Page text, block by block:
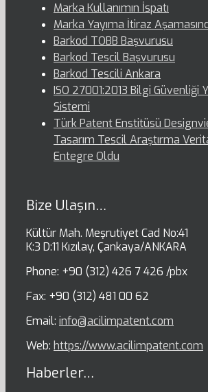
Marka Kullanımın İspatı
Marka Yayıma İtiraz
Barkod TOBB Başvurusu
Barkod Tescil Başvurusu
Barkod Tescili Ankara
ISO 27001:2013 Bilgi Güvenliği
Sistemi
Türk Patent Enstitüsü
Tasarım Tescil Araştırma
Entegre Oldu
Bize Ulaşın…
Kültür Mah. Meşrutiyet Cad No:41
K:3 D:11 Kızılay, Çankaya/ANKARA
Phone: +90 (312) 426 7 426 /pbx
Fax: +90 (312) 481 00 62
Email: info@acilimpatent.com
Web: https://www.acilimpatent.com
Haberler…